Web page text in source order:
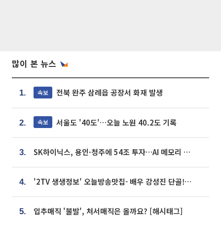
많이 본 뉴스
1. 속보 전북 완주 삼례읍 공장서 화재 발생
2. 속보 서울도 '40도'…오늘 노원 40.2도 기록
3. SK하이닉스, 용인·청주에 54조 투자…AI 메모리 생산기지 키운다
4. '2TV 생생정보' 오늘방송맛집- 배우 강성진 단골! 쌀국수ㆍ푸팟퐁 커리 맛집 '블○○○'
5. 입추매직 '불발', 처서매직은 올까요? [해시태그]